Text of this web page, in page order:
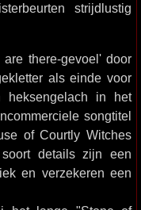
strijdlustig
there-gevoel' door
als einde voor
in het
songtitel
of Courtly Witches
details zijn een
en verzekeren een